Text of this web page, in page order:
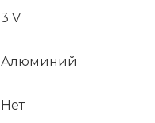
3 V
Алюминий
Нет